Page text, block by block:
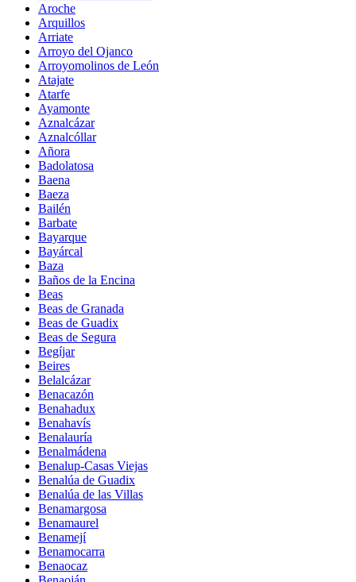
Aroche
Arquillos
Arriate
Arroyo del Ojanco
Arroyomolinos de León
Atajate
Atarfe
Ayamonte
Aznalcázar
Aznalcóllar
Añora
Badolatosa
Baena
Baeza
Bailén
Barbate
Bayarque
Bayárcal
Baza
Baños de la Encina
Beas
Beas de Granada
Beas de Guadix
Beas de Segura
Begíjar
Beires
Belalcázar
Benacazón
Benahadux
Benahavís
Benalauría
Benalmádena
Benalup-Casas Viejas
Benalúa de Guadix
Benalúa de las Villas
Benamargosa
Benamaurel
Benamejí
Benamocarra
Benaocaz